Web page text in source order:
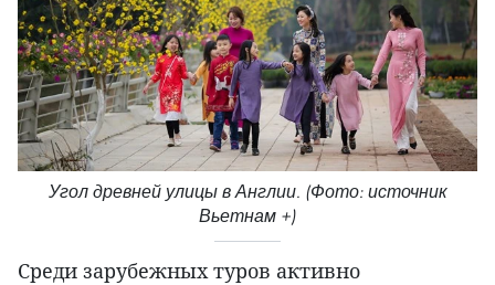
Угол древней улицы в Англии. (Фото: источник
Вьетнам +)
Среди зарубежных туров активно